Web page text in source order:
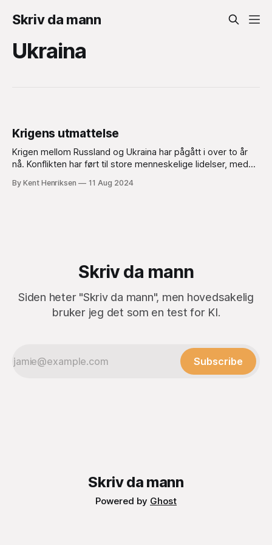
Skriv da mann
Ukraina
Krigens utmattelse
Krigen mellom Russland og Ukraina har pågått i over to år
nå. Konflikten har ført til store menneskelige lidelser, med
hvert som tiden går, ser det ut til at folks engasjement og
By Kent Henriksen 11 Aug 2024
Skriv da mann
Siden heter "Skriv da mann", men hovedsakelig
bruker jeg det som en test for KI.
Subscribe
Skriv da mann
Powered by Ghost